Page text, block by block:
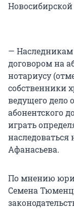
— Наследникам
договором на
нотариусу
собственники
ведущего дело
абонентского
играть
наследоваться
Афанасьева.
По мнению
Семена